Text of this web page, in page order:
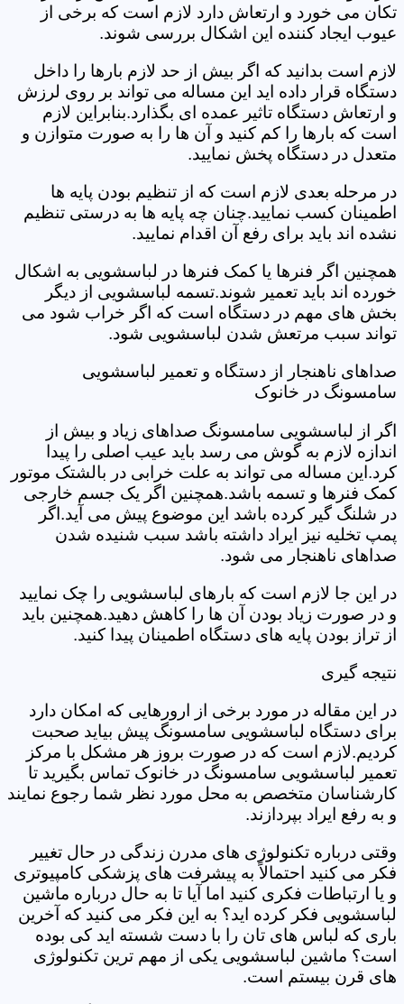
تکان می خورد و ارتعاش دارد لازم است که برخی از
عیوب ایجاد کننده این اشکال بررسی شوند.
لازم است بدانید که اگر بیش از حد لازم بارها را داخل
دستگاه قرار داده اید این مساله می تواند بر روی لرزش
و ارتعاش دستگاه تاثیر عمده ای بگذارد.بنابراین لازم
است که بارها را کم کنید و آن ها را به صورت متوازن و
متعدل در دستگاه پخش نمایید.
در مرحله بعدی لازم است که از تنظیم بودن پایه ها
اطمینان کسب نمایید.چنان چه پایه ها به درستی تنظیم
نشده اند باید برای رفع آن اقدام نمایید.
همچنین اگر فنرها یا کمک فنرها در لباسشویی به اشکال
خورده اند باید تعمیر شوند.تسمه لباسشویی از دیگر
بخش های مهم در دستگاه است که اگر خراب شود می
تواند سبب مرتعش شدن لباسشویی شود.
صداهای ناهنجار از دستگاه و تعمیر لباسشویی
سامسونگ در خانوک
اگر از لباسشویی سامسونگ صداهای زیاد و بیش از
اندازه لازم به گوش می رسد باید عیب اصلی را پیدا
کرد.این مساله می تواند به علت خرابی در بالشتک موتور
کمک فنرها و تسمه باشد.همچنین اگر یک جسم خارجی
در شلنگ گیر کرده باشد این موضوع پیش می آید.اگر
پمپ تخلیه نیز ایراد داشته باشد سبب شنیده شدن
صداهای ناهنجار می شود.
در این جا لازم است که بارهای لباسشویی را چک نمایید
و در صورت زیاد بودن آن ها را کاهش دهید.همچنین باید
از تراز بودن پایه های دستگاه اطمینان پیدا کنید.
نتیجه گیری
در این مقاله در مورد برخی از ارورهایی که امکان دارد
برای دستگاه لباسشویی سامسونگ پیش بیاید صحبت
کردیم.لازم است که در صورت بروز هر مشکل با مرکز
تعمیر لباسشویی سامسونگ در خانوک تماس بگیرید تا
کارشناسان متخصص به محل مورد نظر شما رجوع نمایند
و به رفع ایراد بپردازند.
وقتی درباره تکنولوژی های مدرن زندگی در حال تغییر
فکر می کنید احتمالاً به پیشرفت های پزشکی کامپیوتری
و یا ارتباطات فکری کنید اما آیا تا به حال درباره ماشین
لباسشویی فکر کرده اید؟ به این فکر می کنید که آخرین
باری که لباس های تان را با دست شسته اید کی بوده
است؟ ماشین لباسشویی یکی از مهم ترین تکنولوژی
های قرن بیستم است.